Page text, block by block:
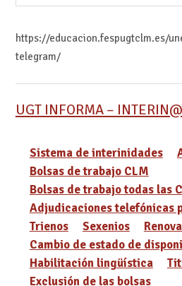
https://educacion.fespugtclm.es/
telegram/
UGT INFORMA –
Sistema de interinidades
Bolsas de trabajo CLM
Bolsas de trabajo todas las
Adjudicaciones telefónicas
Trienos
Sexenios
Cambio de estado de
Habilitación lingüística
Exclusión de las bolsas